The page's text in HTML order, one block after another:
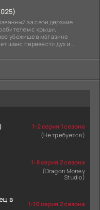
за свои дерзкие
с крыши,
убежище в магазине
шанс перевести дух и
1-2 серия 1 сезона
(Не требуется)
1-8 серия 2 сезона
(Dragon Money
Studio)
в
1-10 серия 2 сезона